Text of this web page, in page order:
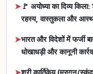
➤🚩 अयोध्या का दिव्य
रहस्य, वास्तुकला और
➤भारत और विदेशों में फर्जी
धोखाधड़ी और कानूनी